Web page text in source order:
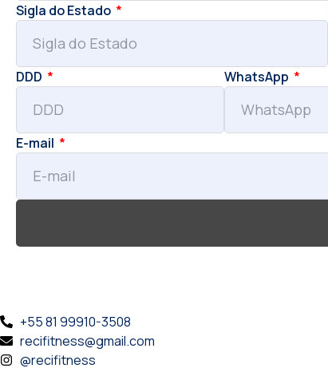
Sigla do Estado
DDD WhatsApp
E-mail
+55 81 99910-3508
recifitness@gmail.com
@recifitness